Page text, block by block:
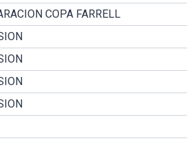
COPA FARRELL